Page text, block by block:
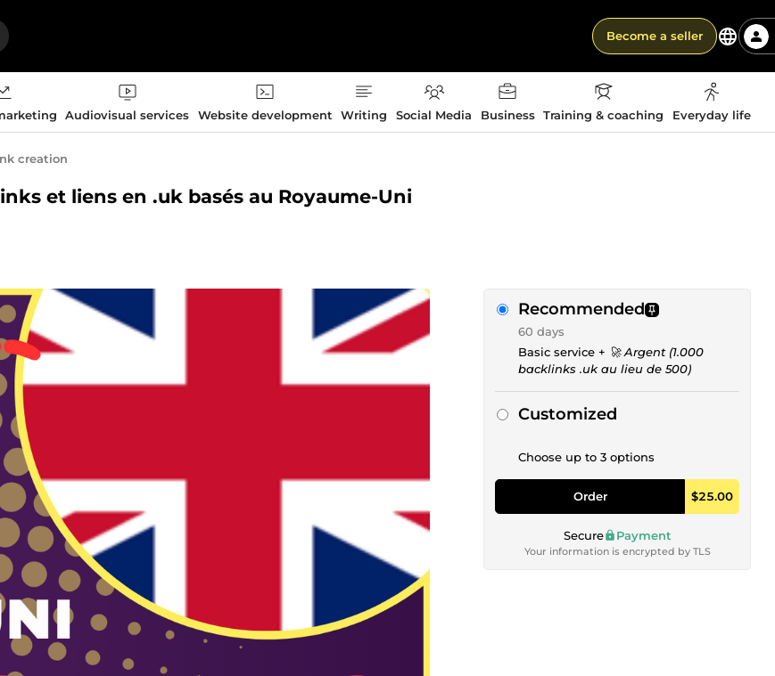
Become a seller
Audiovisual services Website development Writing Social Media Business Training & coaching Everyday life
creation
et liens en .uk basés au Royaume-Uni
Recommended
60 days
Basic service + 🚀 Argent (1.000
backlinks .uk au lieu de 500)
Customized
Choose up to 3 options
Order $25.00
Secure Payment
Your information is encrypted by TLS